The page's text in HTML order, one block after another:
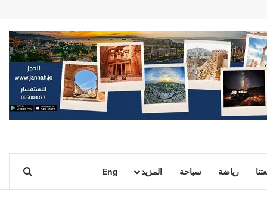
رياضة سياحة المزيد Eng بحث